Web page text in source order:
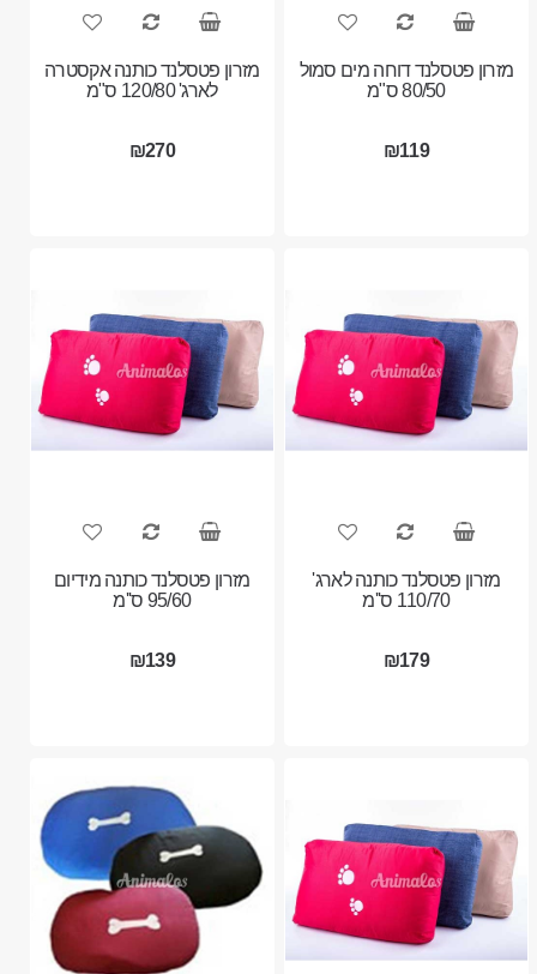
מזרון פטסלנד דוחה מים סמול
80/50 ס"מ
₪119
מזרון פטסלנד כותנה אקסטרה
לארג' 120/80 ס"מ
₪270
מזרון פטסלנד כותנה לארג'
110/70 ס''מ
₪179
מזרון פטסלנד כותנה מידיום
95/60 ס''מ
₪139